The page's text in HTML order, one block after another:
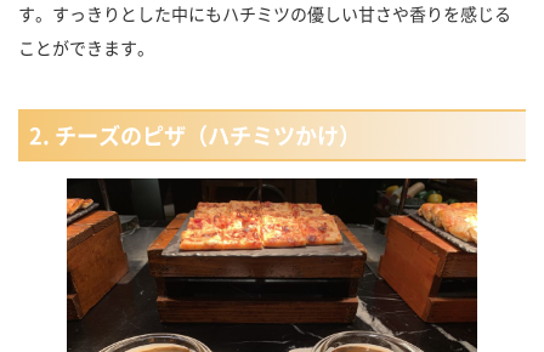
す。すっきりとした中にもハチミツの優しい甘さや香りを感じる
ことができます。
2. チーズのピザ（ハチミツかけ）